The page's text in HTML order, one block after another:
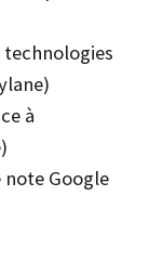
à
note Google